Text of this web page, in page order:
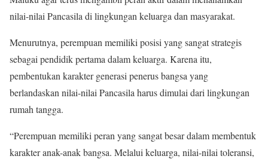
nilai-nilai Pancasila di lingkungan keluarga dan masyarakat.
Menurutnya, perempuan memiliki posisi yang sangat strategis
sebagai pendidik pertama dalam keluarga. Karena itu,
pembentukan karakter generasi penerus bangsa yang
berlandaskan nilai-nilai Pancasila harus dimulai dari lingkungan
rumah tangga.
“Perempuan memiliki peran yang sangat besar dalam membentuk
karakter anak-anak bangsa. Melalui keluarga, nilai-nilai toleransi,